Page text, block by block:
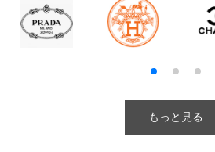
もっと見る